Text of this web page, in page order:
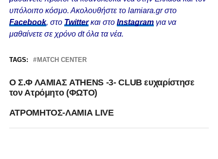
υπόλοιπο κόσμο. Ακολουθήστε το lamiara.gr στο
Facebook, στο Twitterκαι στο Instagram για να
μαθαίνετε σε χρόνο dt όλα τα νέα.
TAGS: MATCH CENTER
Ο Σ.Φ ΛΑΜΙΑΣ ATHENS -3- CLUB ευχαρίστησε
τον Ατρόμητο (ΦΩΤΟ)
ΑΤΡΟΜΗΤΟΣ-ΛΑΜΙΑ LIVE